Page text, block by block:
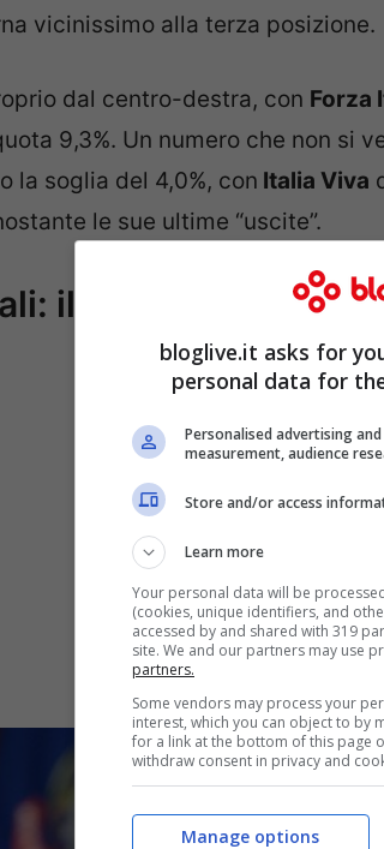
vicinissimo alla terza posizione.
dal centro-destra, con Forza
9,3%. Un numero che non si
la soglia del 4,0%, con Italia Viva
le sue ultime “uscite”.
il leader più amato
bloglive.it asks for
personal data for
Personalised advertising
measurement, audience
Store and/or access
Learn more
Your personal data will be
(cookies, unique identifiers, and
accessed by and shared with 319
site. We and our partners may use
partners.
Some vendors may process your
interest, which you can object to by
for a link at the bottom of this page
withdraw consent in privacy and
Manage options